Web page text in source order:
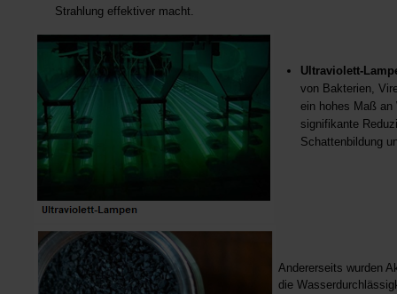
Strahlung effektiver macht.
Ultraviolett-
von Bakterien,
ein hohes Maß an
signifikante
Schattenbildung
Andererseits wurden
die